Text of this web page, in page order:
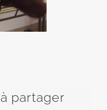
partager